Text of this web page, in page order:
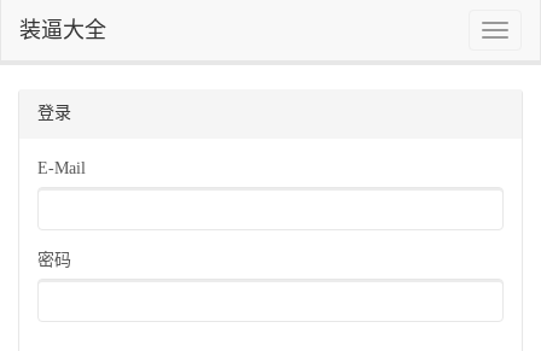
Toggle
装逼大全
登录
E-Mail
密码